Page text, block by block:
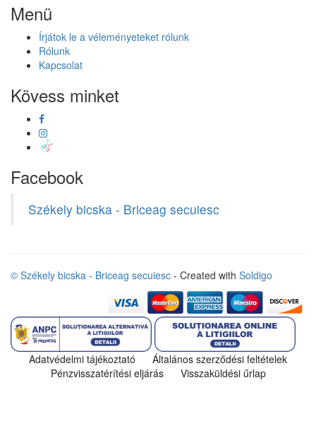
Menü
Írjátok le a véleményeteket rólunk
Rólunk
Kapcsolat
Kövess minket
Facebook
Székely bicska - Briceag secuiesc
© Székely bicska - Briceag secuiesc - Created with Soldigo
Adatvédelmi tájékoztató
Általános szerződési feltételek
Pénzvisszatérítési eljárás
Visszaküldési űrlap